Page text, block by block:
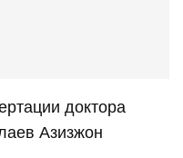
доктора
Aзизжон